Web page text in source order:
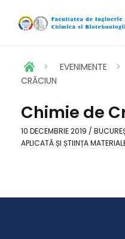
> EVENIMENTE >
CRĂCIUN
Chimie de
10 DECEMBRIE 2019 /
APLICATĂ ȘI ȘTIINȚA